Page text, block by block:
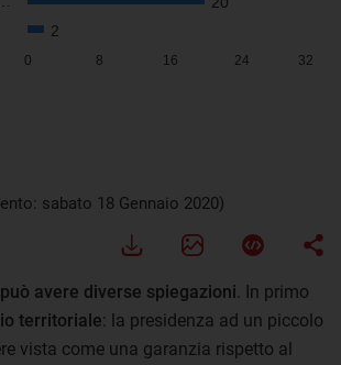
sabato 18 Gennaio 2020)
può avere diverse spiegazioni . In primo
territoriale: la presidenza ad un piccolo
vista come una garanzia rispetto al